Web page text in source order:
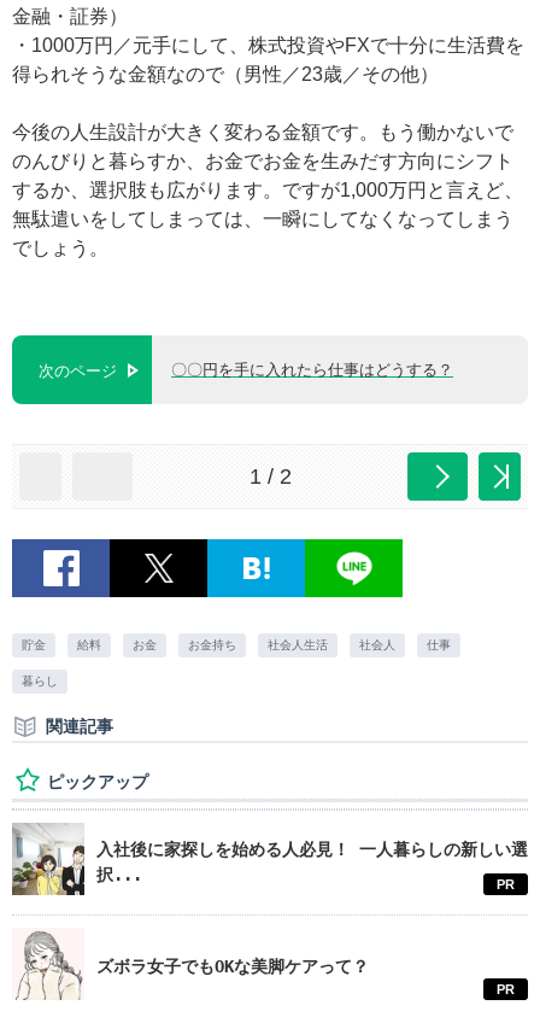
金融・証券）
・1000万円／元手にして、株式投資やFXで十分に生活費を
得られそうな金額なので（男性／23歳／その他）
今後の人生設計が大きく変わる金額です。もう働かないで
のんびりと暮らすか、お金でお金を生みだす方向にシフト
するか、選択肢も広がります。ですが1,000万円と言えど、
無駄遣いをしてしまっては、一瞬にしてなくなってしまう
でしょう。
次のページ 〇〇円を手に入れたら仕事はどうする？
1 / 2
貯金 給料 お金 お金持ち 社会人生活 社会人 仕事
暮らし
関連記事
ピックアップ
入社後に家探しを始める人必見！ 一人暮らしの新しい選
択...
PR
ズボラ女子でもOKな美脚ケアって？
PR